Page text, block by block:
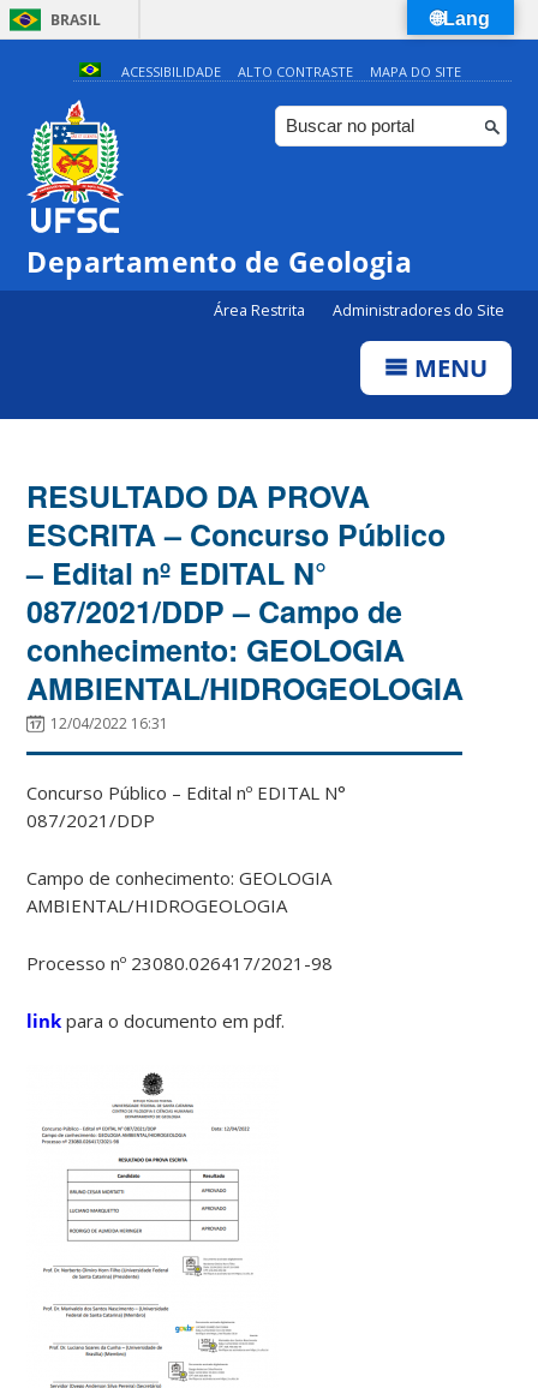
BRASIL
Simplifique!
Comunica BR
Participe
Canais
ACESSIBILIDADE ALTO CONTRASTE MAPA DO SITE
Departamento de Geologia
Área Restrita Administradores do Site
MENU
RESULTADO DA PROVA
ESCRITA – Concurso Público
– Edital nº EDITAL N°
087/2021/DDP – Campo de
conhecimento: GEOLOGIA
AMBIENTAL/HIDROGEOLOGIA
12/04/2022 16:31
Concurso Público – Edital nº EDITAL N°
087/2021/DDP
Campo de conhecimento: GEOLOGIA
AMBIENTAL/HIDROGEOLOGIA
Processo nº 23080.026417/2021-98
link para o documento em pdf.
🌐Lang